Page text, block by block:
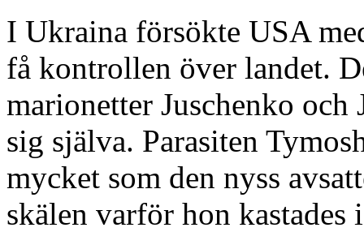
I Ukraina försökte USA
få kontrollen över landet.
marionetter Juschenko
sig själva. Parasiten
mycket som den nyss
skälen varför hon kastades